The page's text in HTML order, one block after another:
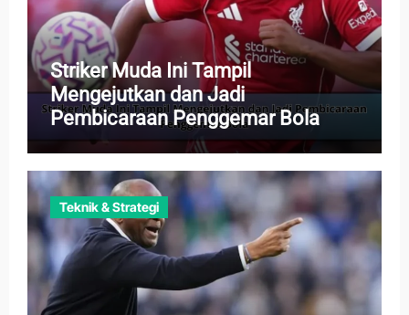
Striker Muda Ini Tampil
Mengejutkan dan Jadi
Pembicaraan Penggemar Bola
Teknik & Strategi